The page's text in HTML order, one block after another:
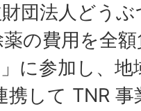
団法人どう
の費用を全
に参加し、
携して TNR